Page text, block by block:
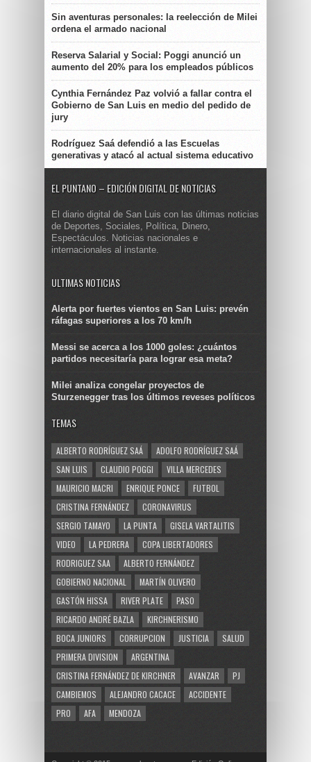
Sin aventuras personales: la reelección de Milei
ordena el armado nacional
Reserva Salarial y Social: Poggi anunció un
aumento del 20% para los empleados públicos
Cynthia Fernández Paz volvió a fallar contra el
Gobierno de San Luis en medio del pedido de
jury
Rodríguez Saá defendió a las Escuelas
generativas y atacó al actual sistema educativo
EL PUNTANO – EDICIÓN DIGITAL DE NOTICIAS
El diario digital de San Luis con las últimas noticias
de Deportes, Sociales, Política, Dinero,
Espectáculos. Noticias nacionales e
internacionales al instante.
ULTIMAS NOTICIAS
Alerta por fuertes vientos en San Luis: prevén
ráfagas superiores a los 70 km/h
Messi se acerca a los 1000 goles: ¿cuántos
partidos necesitaría para lograr esa meta?
Milei analiza congelar proyectos de
Sturzenegger tras los últimos reveses políticos
TEMAS
ALBERTO RODRÍGUEZ SAÁ
ADOLFO RODRÍGUEZ SAÁ
SAN LUIS
CLAUDIO POGGI
VILLA MERCEDES
MAURICIO MACRI
ENRIQUE PONCE
FUTBOL
CRISTINA FERNÁNDEZ
CORONAVIRUS
SERGIO TAMAYO
LA PUNTA
GISELA VARTALITIS
VIDEO
LA PEDRERA
COPA LIBERTADORES
RODRIGUEZ SAA
ALBERTO FERNÁNDEZ
GOBIERNO NACIONAL
MARTÍN OLIVERO
GASTÓN HISSA
RIVER PLATE
PASO
RICARDO ANDRÉ BAZLA
KIRCHNERISMO
BOCA JUNIORS
CORRUPCION JUSTICIA
SALUD
PRIMERA DIVISION
ARGENTINA
CRISTINA FERNÁNDEZ DE KIRCHNER
AVANZAR
PJ
CAMBIEMOS
ALEJANDRO CACACE
ACCIDENTE
PRO
AFA MENDOZA